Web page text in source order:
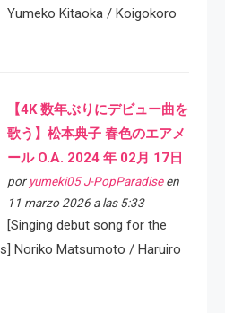
Yumeko Kitaoka / Koigokoro
【4K 数年ぶりにデビュー曲を
歌う】松本典子 春色のエアメ
ール O.A. 2024 年 02月 17日
por yumeki05 J-PopParadiseen
11 marzo 2026 a las 5:33
[Singing debut song for the
Noriko Matsumoto / Haruiro